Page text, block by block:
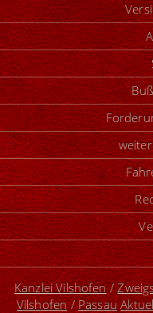
Kanzlei Vilshofen/
Vilshofen/Passau